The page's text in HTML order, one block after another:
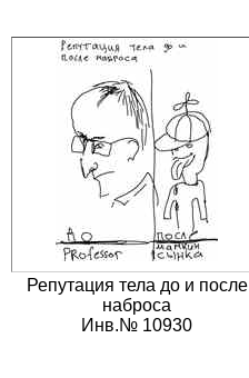
Репутация тела до и после
наброса
Инв.№ 10930